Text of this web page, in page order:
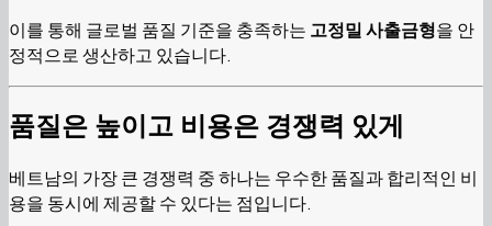
이를 통해 글로벌 품질 기준을 충족하는 고정밀 사출금형을 안
정적으로 생산하고 있습니다.
품질은 높이고 비용은 경쟁력 있게
베트남의 가장 큰 경쟁력 중 하나는 우수한 품질과 합리적인 비
용을 동시에 제공할 수 있다는 점입니다.